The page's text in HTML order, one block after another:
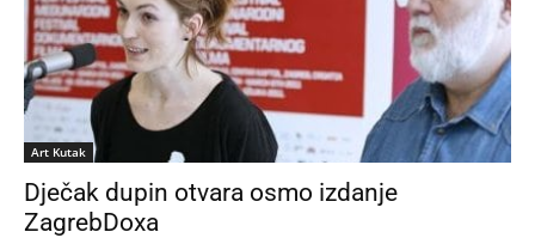
Art Kutak
Dječak dupin otvara osmo izdanje
ZagrebDoxa